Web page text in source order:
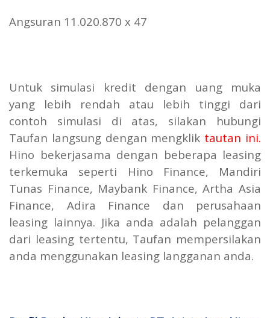
Angsuran 11.020.870 x 47
Untuk simulasi kredit dengan uang muka
yang lebih rendah atau lebih tinggi dari
contoh simulasi di atas, silakan hubungi
Taufan langsung dengan mengklik tautan ini.
Hino bekerjasama dengan beberapa leasing
terkemuka seperti Hino Finance, Mandiri
Tunas Finance, Maybank Finance, Artha Asia
Finance, Adira Finance dan perusahaan
leasing lainnya. Jika anda adalah pelanggan
dari leasing tertentu, Taufan mempersilakan
anda menggunakan leasing langganan anda.